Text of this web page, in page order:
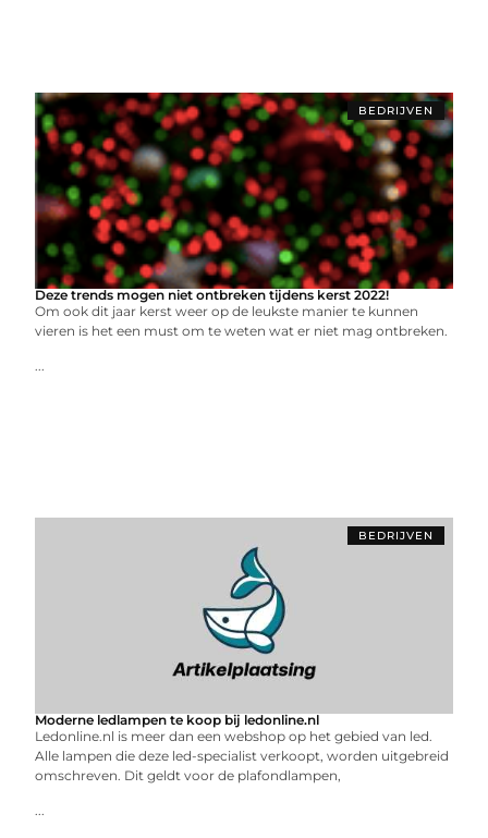
BEDRIJVEN
Deze trends mogen niet ontbreken tijdens kerst 2022!
Om ook dit jaar kerst weer op de leukste manier te kunnen
vieren is het een must om te weten wat er niet mag ontbreken.
...
BEDRIJVEN
Moderne ledlampen te koop bij ledonline.nl
Ledonline.nl is meer dan een webshop op het gebied van led.
Alle lampen die deze led-specialist verkoopt, worden uitgebreid
omschreven. Dit geldt voor de plafondlampen,
...